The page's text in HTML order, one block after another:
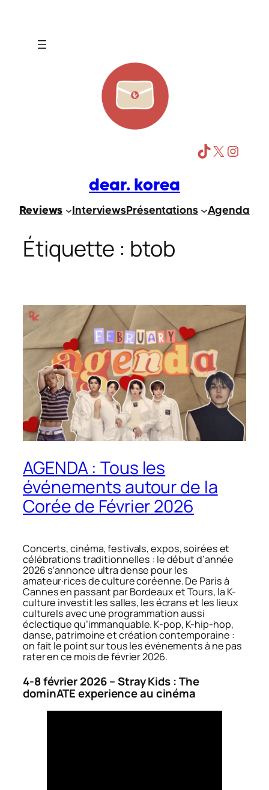
contenu
TikTok X Instagram
dear. korea
Reviews InterviewsPrésentations Agenda
Étiquette : btob
AGENDA : Tous les
événements autour de la
Corée de Février 2026
Concerts, cinéma, festivals, expos, soirées et
célébrations traditionnelles : le début d’année
2026 s’annonce ultra dense pour les
amateur·rices de culture coréenne. De Paris à
Cannes en passant par Bordeaux et Tours, la K-
culture investit les salles, les écrans et les lieux
culturels avec une programmation aussi
éclectique qu’immanquable. K-pop, K-hip-hop,
danse, patrimoine et création contemporaine :
on fait le point sur tous les événements à ne pas
rater en ce mois de février 2026.
4-8 février 2026 – Stray Kids : The
dominATE experience au cinéma